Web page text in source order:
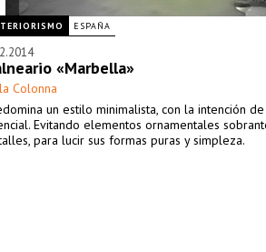
ESPAÑA
«Marbella»
Colonna
un estilo minimalista, con la intención
Evitando elementos ornamentales
para lucir sus formas puras y simpleza.